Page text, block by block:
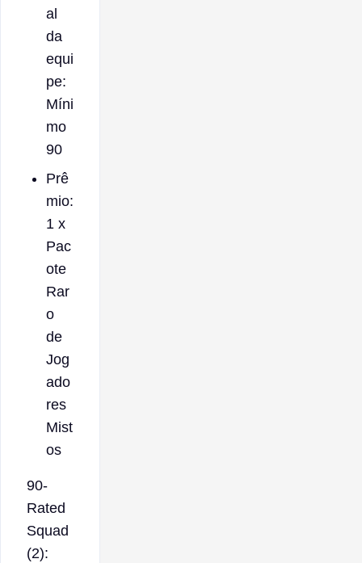
al
da
equi
pe:
Míni
mo
90
Prê
mio:
1 x
Pac
ote
Rar
o
de
Jog
ado
res
Mist
os
90-
Rated
Squad
(2):